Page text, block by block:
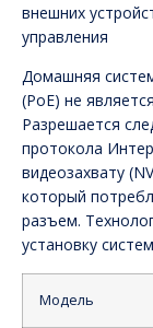
внешних
управления
Домашняя
(PoE) не
Разрешается
протокола
видеозахвату
который
разъем.
установку
Модель